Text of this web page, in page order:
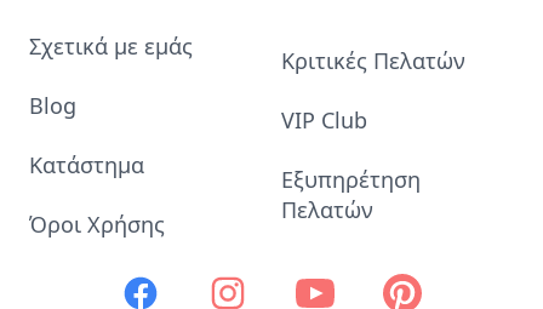
Σχετικά με εμάς
Blog
Κατάστημα
Όροι Χρήσης
Κριτικές Πελατών
VIP Club
Εξυπηρέτηση
Πελατών
Facebook InstagramYoutube Pinterest